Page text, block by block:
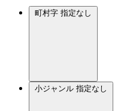
町村字 指定なし
小ジャンル 指定なし